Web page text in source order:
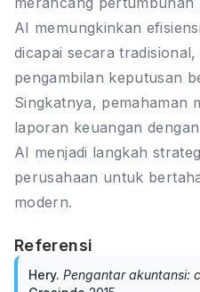
AI memungkinkan
dicapai secara
pengambilan keputusan
Singkatnya, pemahaman
laporan keuangan
AI menjadi langkah
perusahaan untuk
modern.
Referensi
Hery. Pengantar akuntansi: